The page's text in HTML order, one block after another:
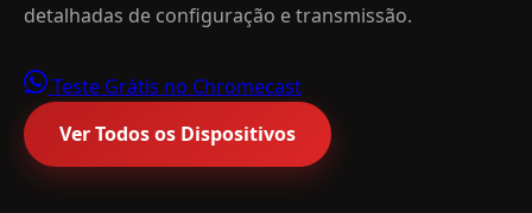
detalhadas de configuração e transmissão.
Teste Grátis no Chromecast
Ver Todos os Dispositivos